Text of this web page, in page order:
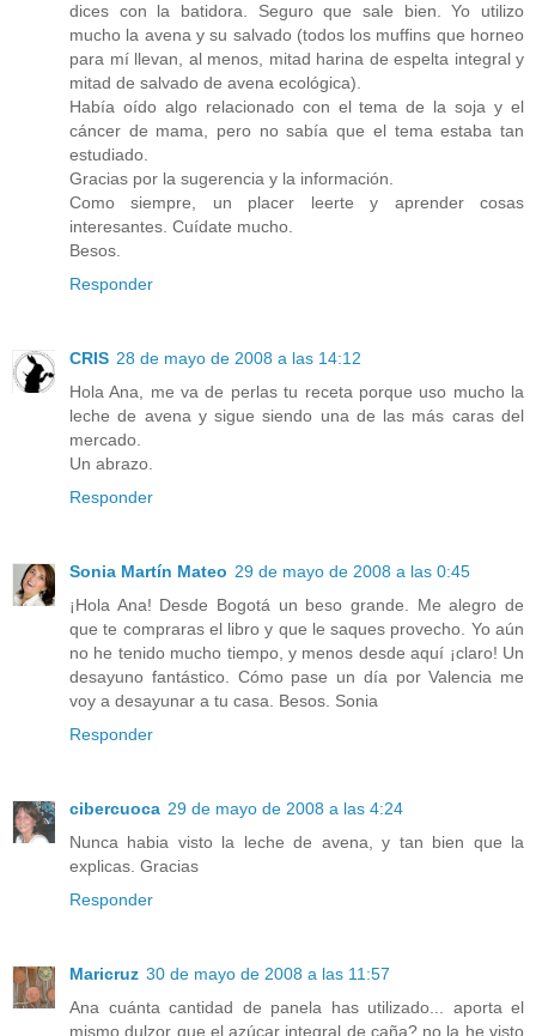
dices con la batidora. Seguro que sale bien. Yo utilizo
mucho la avena y su salvado (todos los muffins que horneo
para mí llevan, al menos, mitad harina de espelta integral y
mitad de salvado de avena ecológica).
Había oído algo relacionado con el tema de la soja y el
cáncer de mama, pero no sabía que el tema estaba tan
estudiado.
Gracias por la sugerencia y la información.
Como siempre, un placer leerte y aprender cosas
interesantes. Cuídate mucho.
Besos.
Responder
CRIS 28 de mayo de 2008 a las 14:12
Hola Ana, me va de perlas tu receta porque uso mucho la
leche de avena y sigue siendo una de las más caras del
mercado.
Un abrazo.
Responder
Sonia Martín Mateo 29 de mayo de 2008 a las 0:45
¡Hola Ana! Desde Bogotá un beso grande. Me alegro de
que te compraras el libro y que le saques provecho. Yo aún
no he tenido mucho tiempo, y menos desde aquí ¡claro! Un
desayuno fantástico. Cómo pase un día por Valencia me
voy a desayunar a tu casa. Besos. Sonia
Responder
cibercuoca 29 de mayo de 2008 a las 4:24
Nunca habia visto la leche de avena, y tan bien que la
explicas. Gracias
Responder
Maricruz 30 de mayo de 2008 a las 11:57
Ana cuánta cantidad de panela has utilizado... aporta el
mismo dulzor que el azúcar integral de caña? no la he visto